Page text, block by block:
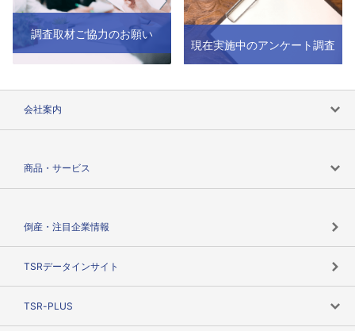
調査取材ご協力のお願い
現在実施中のアンケート調査
会社案内
商品・サービス
倒産・注目企業情報
TSRデータインサイト
TSR-PLUS